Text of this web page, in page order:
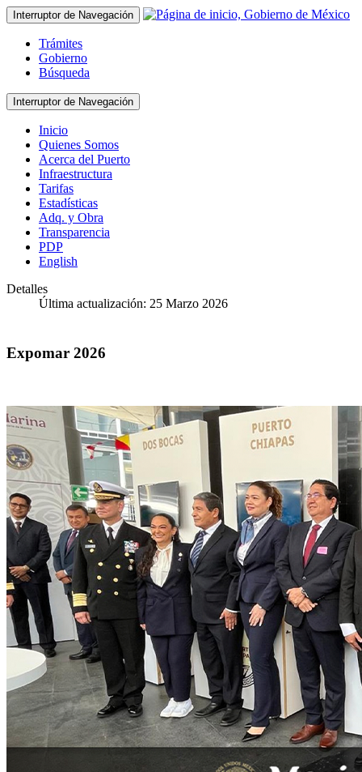
Interruptor de Navegación
Trámites
Gobierno
Búsqueda
Interruptor de Navegación
Inicio
Quienes Somos
Acerca del Puerto
Infraestructura
Tarifas
Estadísticas
Adq. y Obra
Transparencia
PDP
English
Detalles
Última actualización: 25 Marzo 2026
Expomar 2026